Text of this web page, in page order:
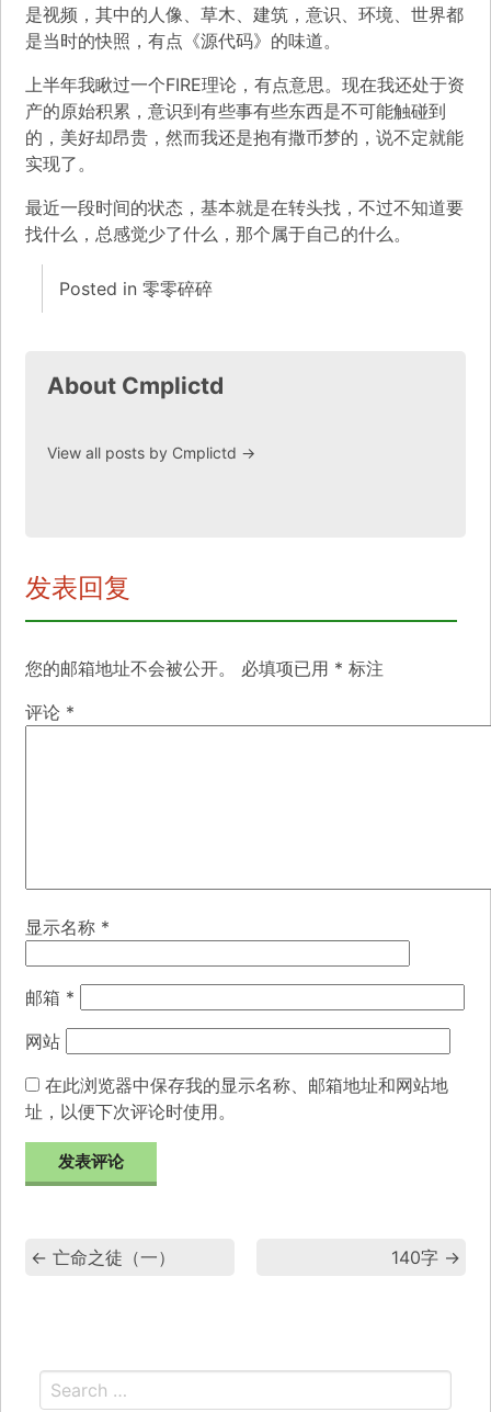
是视频，其中的人像、草木、建筑，意识、环境、世界都
是当时的快照，有点《源代码》的味道。
上半年我瞅过一个FIRE理论，有点意思。现在我还处于资
产的原始积累，意识到有些事有些东西是不可能触碰到
的，美好却昂贵，然而我还是抱有撒币梦的，说不定就能
实现了。
最近一段时间的状态，基本就是在转头找，不过不知道要
找什么，总感觉少了什么，那个属于自己的什么。
Posted in 零零碎碎
About Cmplictd
View all posts by Cmplictd →
发表回复
您的邮箱地址不会被公开。 必填项已用 * 标注
评论 *
显示名称 *
邮箱 *
网站
在此浏览器中保存我的显示名称、邮箱地址和网站地
址，以便下次评论时使用。
← 亡命之徒（一） 140字 →